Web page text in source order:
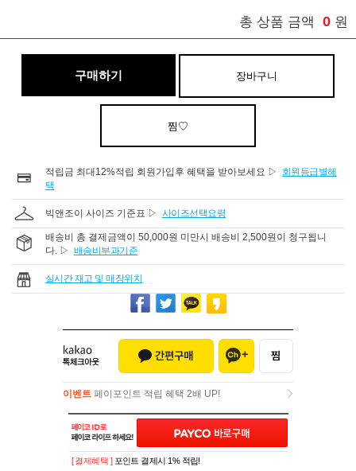
총 상품 금액 0 원
구매하기 장바구니
찜♡
적립금 최대12%적립 회원가입후 혜택을 받아보세요 ▷
회원등급별혜
택
빅앤조이 사이즈 기준표 ▷ 사이즈선택요령
배송비 총 결제금액이 50,000원 미만시 배송비 2,500원이 청구됩니
다. ▷ 배송비부과기준
실시간 재고 및 매장위치
이벤트 페이포인트 적립 혜택 2배 UP!
이벤트페이포인트 적립 혜택 2배 UP!
[ 결제혜택 ] 포인트 결제시 1% 적립!